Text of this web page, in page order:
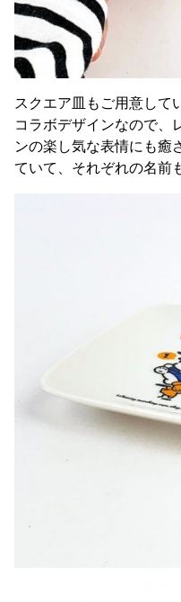
スクエア皿もご用意して
コラボデザインなので、
ンの楽し気な表情にも癒
ていて、それぞれの名前